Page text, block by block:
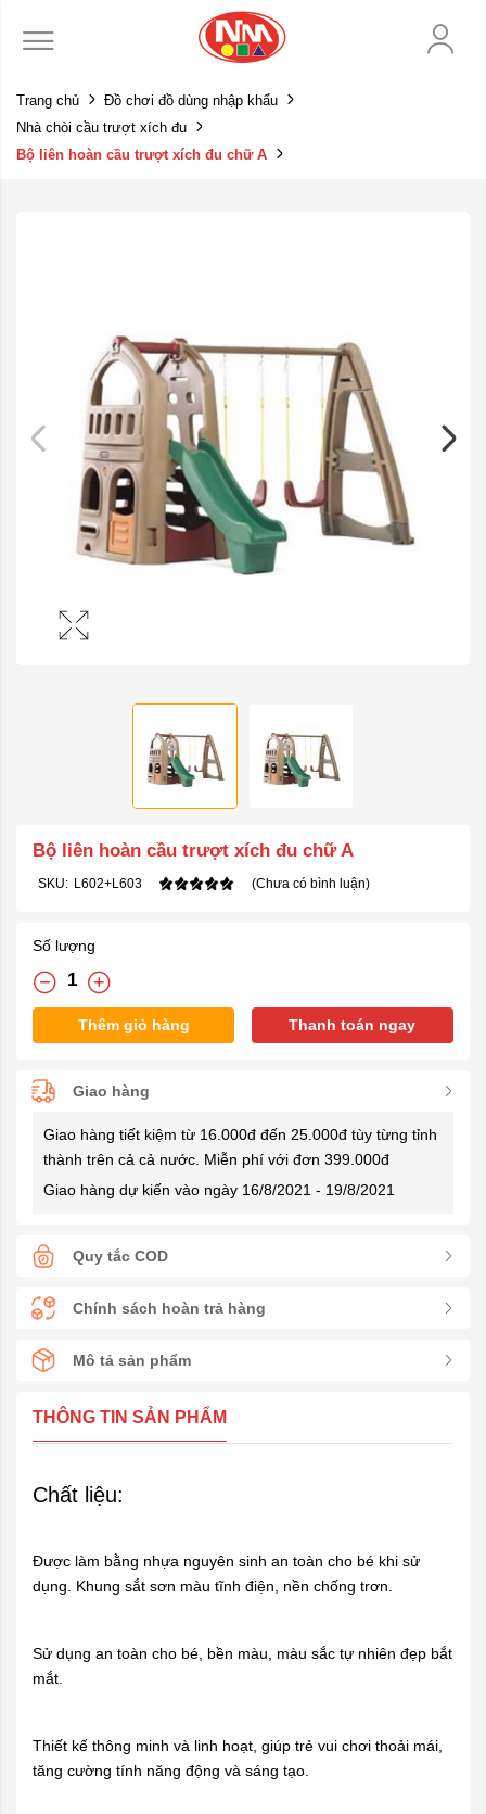
Trang chủ
Đồ chơi đồ dùng nhập khẩu
Nhà chòi cầu trượt xích đu
Bộ liên hoàn cầu trượt xích đu chữ A
Bộ liên hoàn cầu trượt xích đu chữ A
SKU: L602+L603 (Chưa có bình luận)
Số lượng
Thêm giỏ hàng Thanh toán ngay
Giao hàng
Giao hàng tiết kiệm từ 16.000đ đến 25.000đ tùy từng tỉnh
thành trên cả cả nước. Miễn phí với đơn 399.000đ
Giao hàng dự kiến vào ngày 16/8/2021 - 19/8/2021
Quy tắc COD
Chính sách hoàn trả hàng
Mô tả sản phẩm
THÔNG TIN SẢN PHẨM
Chất liệu:
Được làm bằng nhựa nguyên sinh an toàn cho bé khi sử
dụng. Khung sắt sơn màu tĩnh điện, nền chống trơn.
Sử dụng an toàn cho bé, bền màu, màu sắc tự nhiên đẹp bắt
mắt.
Thiết kế thông minh và linh hoạt, giúp trẻ vui chơi thoải mái,
tăng cường tính năng động và sáng tạo.